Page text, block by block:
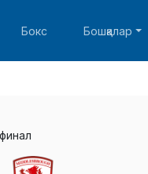
Бокс Бошқалар